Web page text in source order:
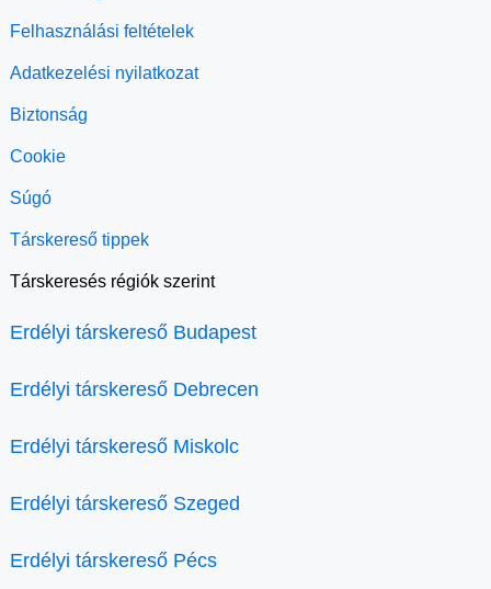
Felhasználási feltételek
Adatkezelési nyilatkozat
Biztonság
Cookie
Súgó
Társkereső tippek
Társkeresés régiók szerint
Erdélyi társkereső Budapest
Erdélyi társkereső Debrecen
Erdélyi társkereső Miskolc
Erdélyi társkereső Szeged
Erdélyi társkereső Pécs